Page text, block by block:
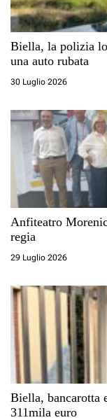
Biella, la polizia
una auto rubata
30 Luglio 2026
Anfiteatro
regia
29 Luglio 2026
Biella, bancarotta
311mila euro